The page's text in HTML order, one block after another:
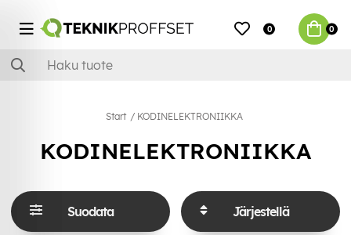
0 0
Start KODINELEKTRONIIKKA
KODINELEKTRONIIKKA
Suodata Järjestellä